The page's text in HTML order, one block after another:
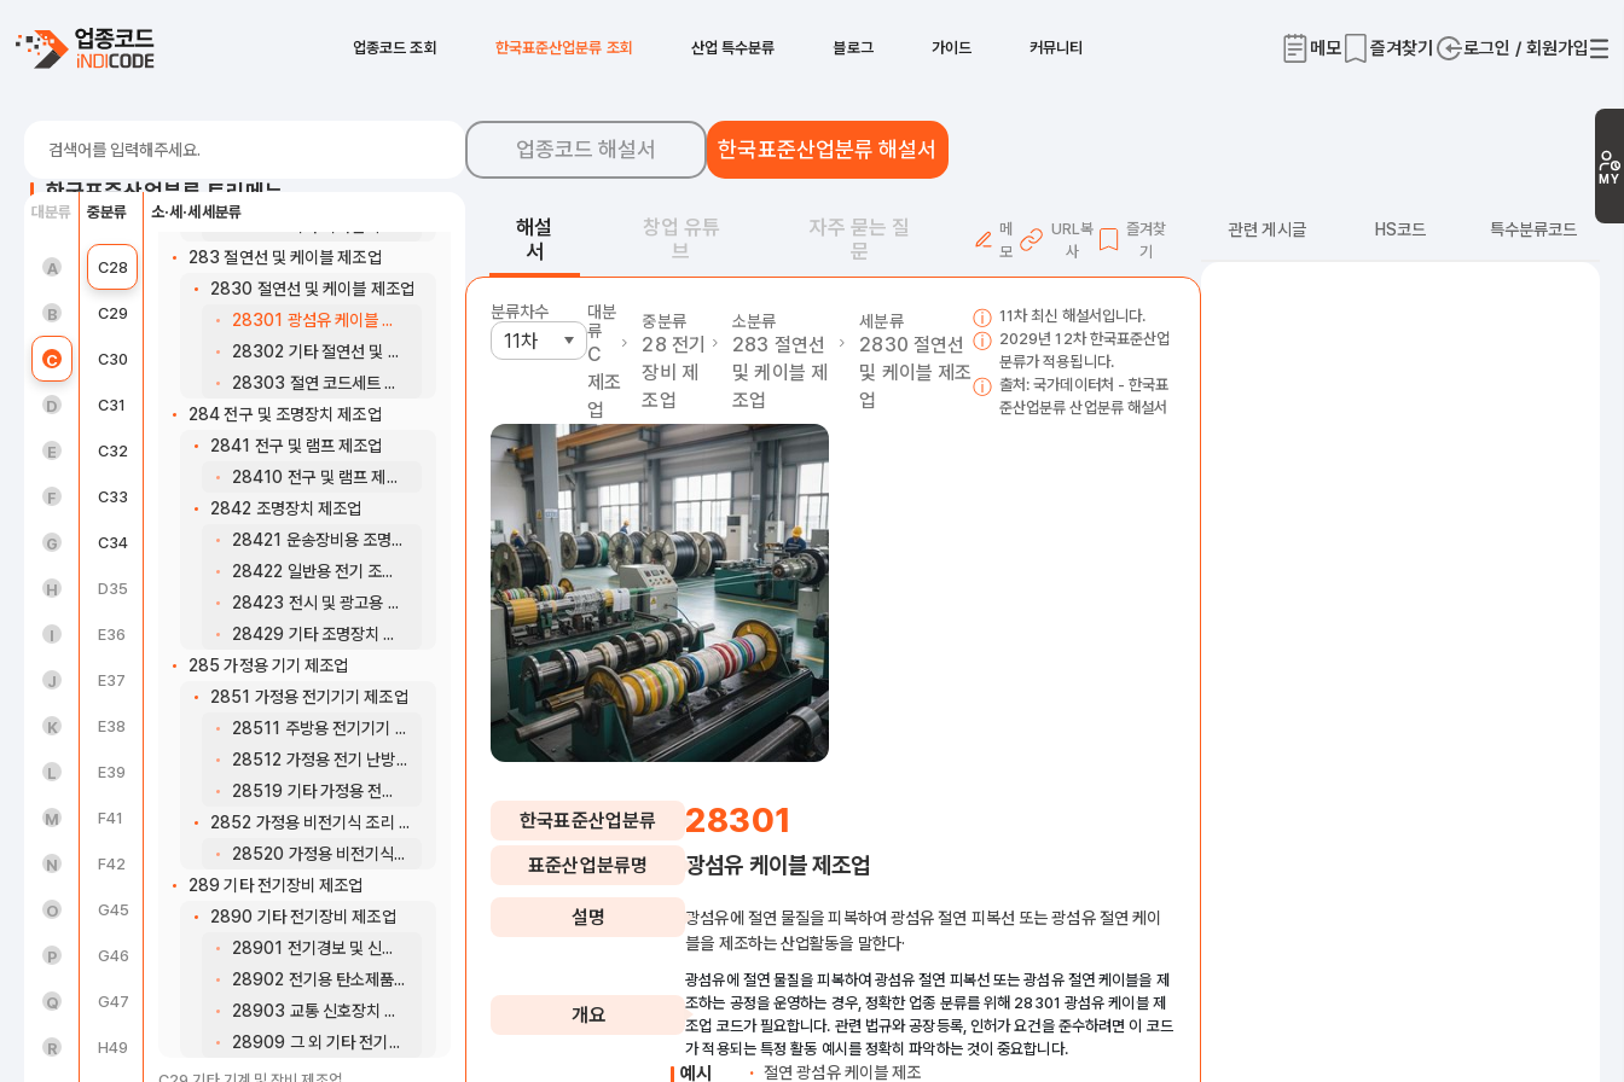
업종코드 조회 한국표준산업분류 조회 산업 특수분류 블로그 가이드 커뮤니티 메모 즐겨찾기 로그인 / 회원가입
MY
한국표준산업분류 트리메뉴
대분류
A 농업, 임업 및 어업(01~03)
B 광업(05~08)
C 제조업(10~34)
D 전기, 가스, 증기 및 공기조절 공급업(35)
E 수도, 하수 및 폐기물 처리, 원료 재생업(36 ~ 39)
F 건설업(41~42)
G 도매 및 소매업(45~47)
H 운수 및 창고업(49~52)
I 숙박 및 음식점업(55~56)
J 정보통신업(58~63)
K 금융 및 보험업(64~66)
L 부동산업(68)
M 전문, 과학 및 기술 서비스업(70~73)
N 사업시설 관리, 사업 지원 및 임대 서비스업(74~76)
O 공공행정, 국방 및 사회보장 행정(84)
P 교육 서비스업(85)
Q 보건업 및 사회복지 서비스업(86~87)
R 예술, 스포츠 및 여가관련 서비스업(90~91)
중분류
C23 비금속 광물제품 제조업
C27 의료, 정밀, 광학기기 및 시계 제조업
C28 전기장비 제조업
C29 기타 기계 및 장비 제조업
C30 자동차 및 트레일러 제조업
C31 기타 운송장비 제조업
C32 가구 제조업
C33
C34 산업용 기계 및 장비 수리업
D35
E36
E37 하수, 폐수 및 분뇨 처리업
E38 폐기물 수집, 운반, 처리 및 원료 재생업
E39 환경 정화 및 복원업
F41 종합 건설업
F42 전문직별 공사업
G45 자동차 및 부품 판매업
G46 도매 및 상품 중개업
G47 소매업; 자동차 제외
H49 육상운송 및 파이프라인 운송업
소·세·세세분류
28122 전기회로 접속장치 제조업
283 절연선 및 케이블 제조업
2830 절연선 및 케이블 제조업
28301 광섬유 케이블 제조업
28302 기타 절연선 및 케이블 제조업
28303 절연 코드세트 및 기타 도체 제조업
284 전구 및 조명장치 제조업
2841 전구 및 램프 제조업
28410 전구 및 램프 제조업
2842 조명장치 제조업
28421 운송장비용 조명장치 제조업
28422 일반용 전기 조명장치 제조업
28423 전시 및 광고용 조명장치 제조업
28429 기타 조명장치 제조업
285 가정용 기기 제조업
2851 가정용 전기기기 제조업
28511 주방용 전기기기 제조업
28512 가정용 전기 난방기기 제조업
28519 기타 가정용 전기기기 제조업
2852 가정용 비전기식 조리 및 난방 기구 제조업
28520 가정용 비전기식 조리 및 난방 기구 제조업
289 기타 전기장비 제조업
2890 기타 전기장비 제조업
28901 전기경보 및 신호장치 제조업
28902 전기용 탄소제품 및 절연제품 제조업
28903 교통 신호장치 제조업
28909 그 외 기타 전기장비 제조업
업종코드 해설서 한국표준산업분류 해설서
해설
서
창업 유튜
브
자주 묻는 질
문
메
모
URL복
사
즐겨찾
기
분류차수
대분
류
C
제조
업
중분류
28 전기
장비 제
조업
소분류
283 절연선
및 케이블 제
조업
세분류
2830 절연선
및 케이블 제조
업
11차 최신 해설서입니다.
2029년 12차 한국표준산업
분류가 적용됩니다.
출처: 국가데이터처 - 한국표
준산업분류 산업분류 해설서
한국표준산업분류 28301
표준산업분류명 광섬유 케이블 제조업
설명
광섬유에 절연 물질을 피복하여 광섬유 절연 피복선 또는 광섬유 절연 케이
블을 제조하는 산업활동을 말한다·
개요
광섬유에 절연 물질을 피복하여 광섬유 절연 피복선 또는 광섬유 절연 케이블을 제
조하는 공정을 운영하는 경우, 정확한 업종 분류를 위해 28301 광섬유 케이블 제
조업 코드가 필요합니다. 관련 법규와 공장등록, 인허가 요건을 준수하려면 이 코드
가 적용되는 특정 활동 예시를 정확히 파악하는 것이 중요합니다.
예시 절연 광섬유 케이블 제조
관련 게시글 HS코드 특수분류코드